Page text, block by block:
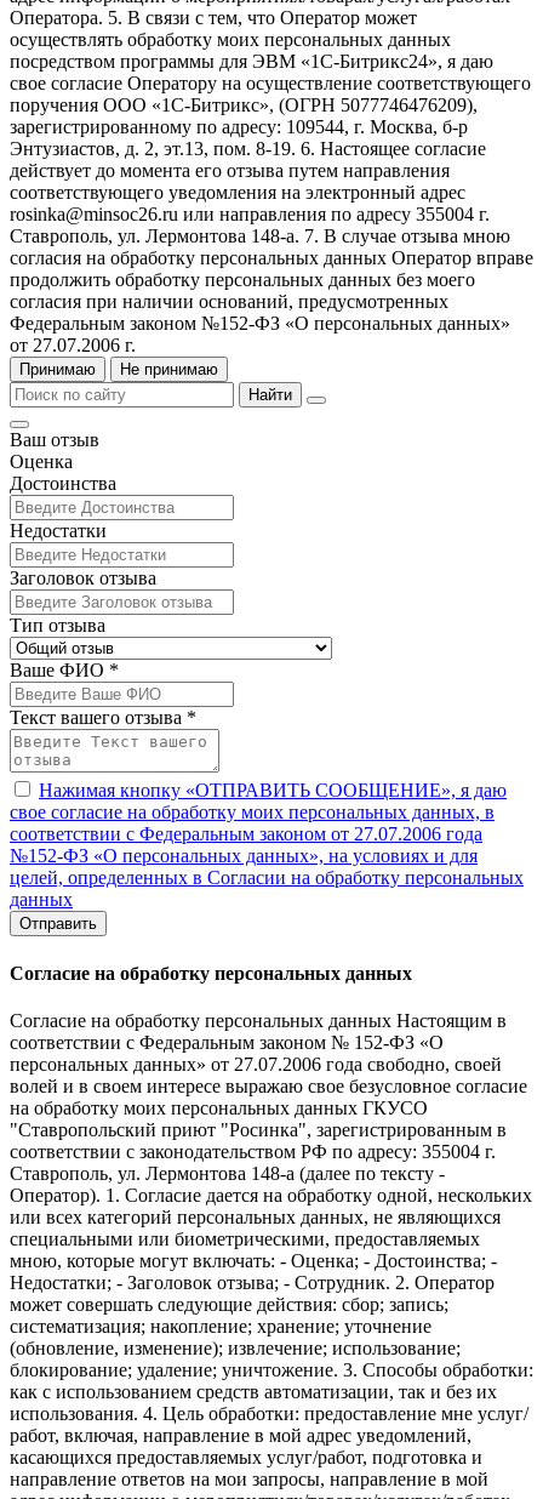
Оператора. 5. В связи с тем, что Оператор может
осуществлять обработку моих персональных данных
посредством программы для ЭВМ «1С-Битрикс24», я даю
свое согласие Оператору на осуществление соответствующего
поручения ООО «1С-Битрикс», (ОГРН 5077746476209),
зарегистрированному по адресу: 109544, г. Москва, б-р
Энтузиастов, д. 2, эт.13, пом. 8-19. 6. Настоящее согласие
действует до момента его отзыва путем направления
соответствующего уведомления на электронный адрес
rosinka@minsoc26.ru или направления по адресу 355004 г.
Ставрополь, ул. Лермонтова 148-а. 7. В случае отзыва мною
согласия на обработку персональных данных Оператор вправе
продолжить обработку персональных данных без моего
согласия при наличии оснований, предусмотренных
Федеральным законом №152-ФЗ «О персональных данных»
от 27.07.2006 г.
Принимаю
Не принимаю
Найти
Ваш отзыв
Оценка
Достоинства
Недостатки
Заголовок отзыва
Тип отзыва
Ваше ФИО *
Текст вашего отзыва *
Нажимая кнопку «ОТПРАВИТЬ СООБЩЕНИЕ», я даю
свое согласие на обработку моих персональных данных, в
соответствии с Федеральным законом от 27.07.2006 года
№152-ФЗ «О персональных данных», на условиях и для
целей, определенных в Согласии на обработку персональных
данных
Отправить
Согласие на обработку персональных данных
Согласие на обработку персональных данных Настоящим в
соответствии с Федеральным законом № 152-ФЗ «О
персональных данных» от 27.07.2006 года свободно, своей
волей и в своем интересе выражаю свое безусловное согласие
на обработку моих персональных данных ГКУСО
"Ставропольский приют "Росинка", зарегистрированным в
соответствии с законодательством РФ по адресу: 355004 г.
Ставрополь, ул. Лермонтова 148-а (далее по тексту -
Оператор). 1. Согласие дается на обработку одной, нескольких
или всех категорий персональных данных, не являющихся
специальными или биометрическими, предоставляемых
мною, которые могут включать: - Оценка; - Достоинства; -
Недостатки; - Заголовок отзыва; - Сотрудник. 2. Оператор
может совершать следующие действия: сбор; запись;
систематизация; накопление; хранение; уточнение
(обновление, изменение); извлечение; использование;
блокирование; удаление; уничтожение. 3. Способы обработки:
как с использованием средств автоматизации, так и без их
использования. 4. Цель обработки: предоставление мне услуг/
работ, включая, направление в мой адрес уведомлений,
касающихся предоставляемых услуг/работ, подготовка и
направление ответов на мои запросы, направление в мой